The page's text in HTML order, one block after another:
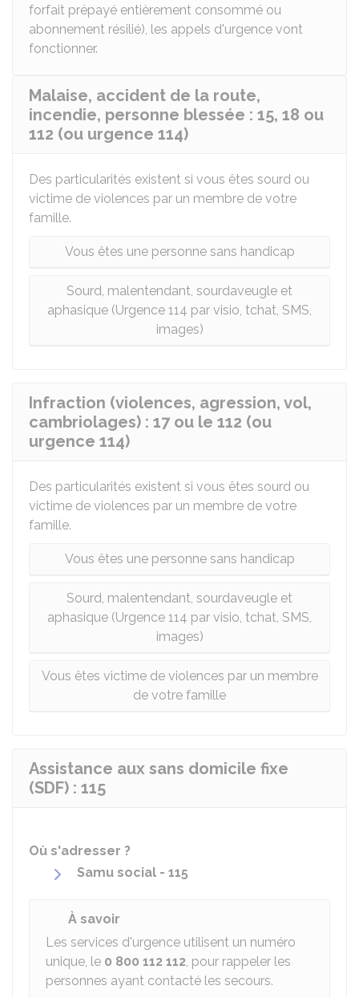
forfait prépayé entièrement consommé ou
abonnement résilié), les appels d'urgence vont
fonctionner.
Malaise, accident de la route,
incendie, personne blessée : 15, 18 ou
112 (ou urgence 114)
Des particularités existent si vous êtes sourd ou
victime de violences par un membre de votre
famille.
Vous êtes une personne sans handicap
Sourd, malentendant, sourdaveugle et
aphasique (Urgence 114 par visio, tchat, SMS,
images)
Infraction (violences, agression, vol,
cambriolages) : 17 ou le 112 (ou
urgence 114)
Des particularités existent si vous êtes sourd ou
victime de violences par un membre de votre
famille.
Vous êtes une personne sans handicap
Sourd, malentendant, sourdaveugle et
aphasique (Urgence 114 par visio, tchat, SMS,
images)
Vous êtes victime de violences par un membre
de votre famille
Assistance aux sans domicile fixe
(SDF) : 115
Où s'adresser ?
Samu social - 115
À savoir
Les services d'urgence utilisent un numéro
unique, le 0 800 112 112, pour rappeler les
personnes ayant contacté les secours.